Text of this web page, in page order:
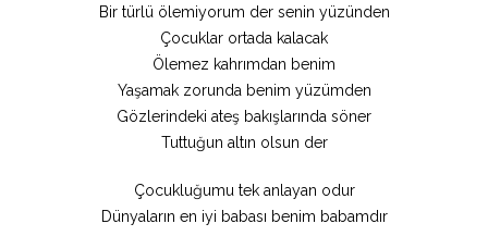
Bir türlü ölemiyorum der senin yüzünden
Çocuklar ortada kalacak
Ölemez kahrımdan benim
Yaşamak zorunda benim yüzümden
Gözlerindeki ateş bakışlarında söner
Tuttuğun altın olsun der
Çocukluğumu tek anlayan odur
Dünyaların en iyi babası benim babamdır